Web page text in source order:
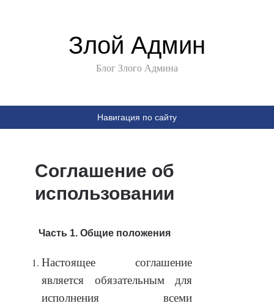
Злой Админ
Блог Злого Админа
Навигация по сайту
Соглашение об
использовании
Часть 1. Общие положения
Настоящее соглашение
является обязательным для
исполнения всеми